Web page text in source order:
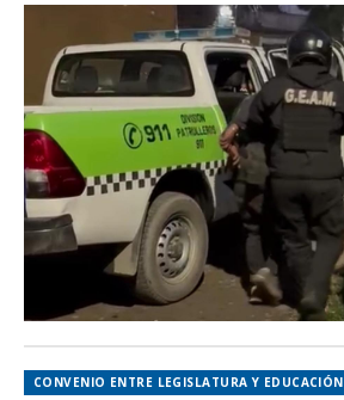
CONVENIO ENTRE LEGISLATURA Y EDUCACIÓN